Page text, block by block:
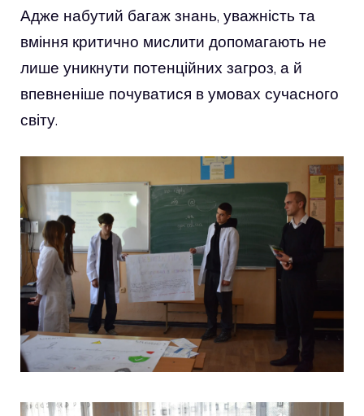
Адже набутий багаж знань, уважність та
вміння критично мислити допомагають не
лише уникнути потенційних загроз, а й
впевненіше почуватися в умовах сучасного
світу.